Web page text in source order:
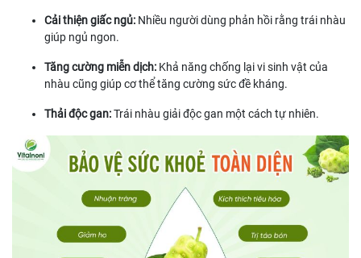
Cải thiện giấc ngủ: Nhiều người dùng phản hồi rằng trái nhàu
giúp ngủ ngon.
Tăng cường miễn dịch: Khả năng chống lại vi sinh vật của
nhàu cũng giúp cơ thể tăng cường sức đề kháng.
Thải độc gan:Trái nhàu giải độc gan một cách tự nhiên.